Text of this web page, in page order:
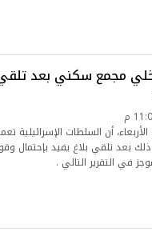
مجمع سكني بعد
أن السلطات الإسرائيلية
بعد تلقي بلاغ يفيد بإحتمال
في التقرير التالي .